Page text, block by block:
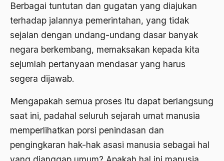
Berbagai tuntutan dan gugatan yang diajukan
terhadap jalannya pemerintahan, yang tidak
sejalan dengan undang-undang dasar banyak
negara berkembang, memaksakan kepada kita
sejumlah pertanyaan mendasar yang harus
segera dijawab.
Mengapakah semua proses itu dapat berlangsung
saat ini, padahal seluruh sejarah umat manusia
memperlihatkan porsi penindasan dan
pengingkaran hak-hak asasi manusia sebagai hal
Agama Inovasi
Agama Islam
agama populer
Agama Terang
Agenda Nasional
Agraria
agraris